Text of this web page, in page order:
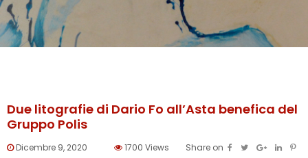
Due litografie di Dario Fo all’Asta benefica del
Gruppo Polis
Dicembre 9, 2020 1700 Views Share on